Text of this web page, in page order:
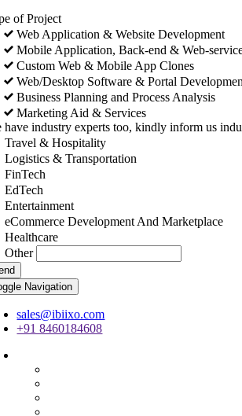
of Project
Web Application & Website Development
Mobile Application, Back-end & Web-
Custom Web & Mobile App Clones
Web/Desktop Software & Portal
Business Planning and Process Analysis
Marketing Aid & Services
have industry experts too, kindly inform us
Travel & Hospitality
Logistics & Transportation
FinTech
EdTech
Entertainment
eCommerce Development And Marketplace
Healthcare
Other
Navigation
sales@ibiixo.com
+91 8460184608